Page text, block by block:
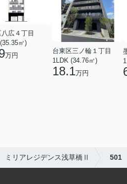
広４丁目
㎡)
万円
台東区三ノ輪１丁目
1LDK (34.76㎡)
18.1万円
ミリアレジデンス浅草橋Ⅱ 501